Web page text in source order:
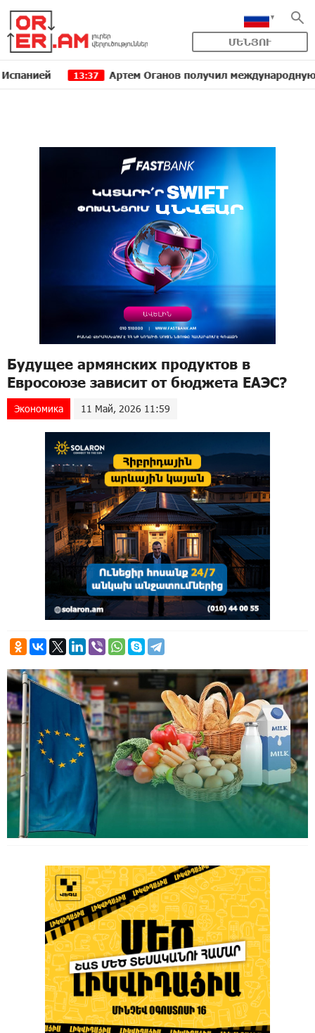
ՄԵՆՅՈՒ
13:37 Артем Оганов получил международную
Будущее армянских продуктов в
Евросоюзе зависит от бюджета ЕАЭС?
Экономика 11 Май, 2026 11:59